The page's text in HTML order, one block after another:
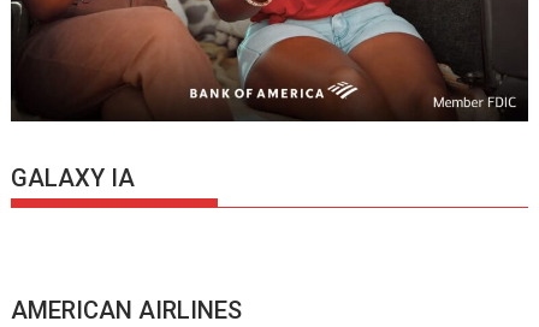
GALAXY IA
AMERICAN AIRLINES